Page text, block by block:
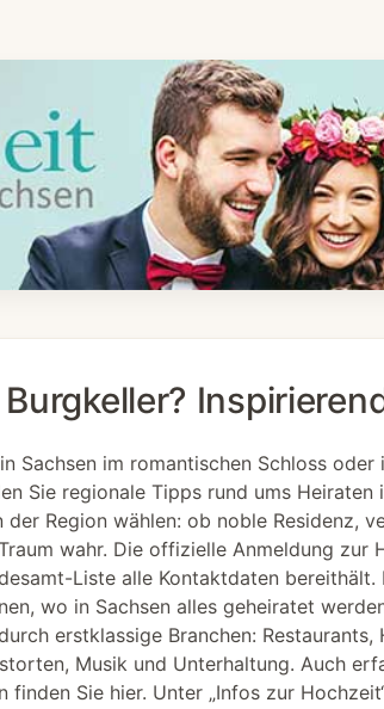
Sachsen im romantischen Schloss
Sie regionale Tipps rund ums
der Region wählen: ob noble Residenz,
wahr. Die offizielle Anmeldung
Liste alle Kontaktdaten
wo in Sachsen alles geheiratet
erstklassige Branchen: Restaurants,
Musik und Unterhaltung. Auch
finden Sie hier. Unter „Infos zur